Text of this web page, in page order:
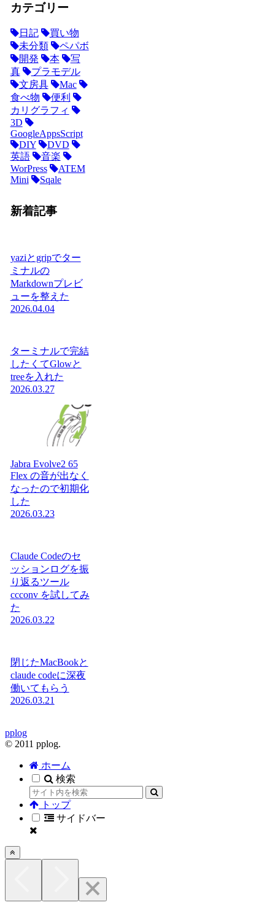
カテゴリー
日記
買い物
未分類
ペパボ
開発
本
写
真
プラモデル
文房具
Mac
食べ物
便利
カリグラフィ
3D
GoogleAppsScript
DIY
DVD
英語
音楽
WorPress
ATEM
Mini
Sqale
新着記事
yaziとgripでター
ミナルの
Markdownプレビ
ューを整えた
2026.04.04
ターミナルで完結
したくてGlowと
treeを入れた
2026.03.27
Jabra Evolve2 65
Flex の音が出なく
なったので初期化
した
2026.03.23
Claude Codeのセ
ッションログを振
り返るツール
ccconv を試してみ
た
2026.03.22
閉じたMacBookと
claude codeに深夜
働いてもらう
2026.03.21
pplog
© 2011 pplog.
ホーム
検索
トップ
サイドバー